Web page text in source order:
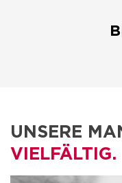
UNSERE
VIELFÄLTIG.